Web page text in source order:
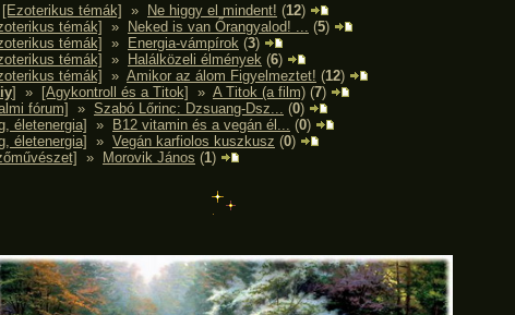
[Ezoterikus témák] » Ne higgy el mindent! (12)
témák] » Neked is van Őrangyalod! ... (5)
témák] » Energia-vámpírok (3)
témák] » Halálközeli élmények (6)
témák] » Amikor az álom Figyelmeztet! (12)
] » [Agykontroll és a Titok] » A Titok (a film) (7)
fórum] » Szabó Lőrinc: Dzsuang-Dsz... (0)
életenergia] » B12 vitamin és a vegán él... (0)
életenergia] » Vegán karfiolos kuszkusz (0)
» Morovik János (1)